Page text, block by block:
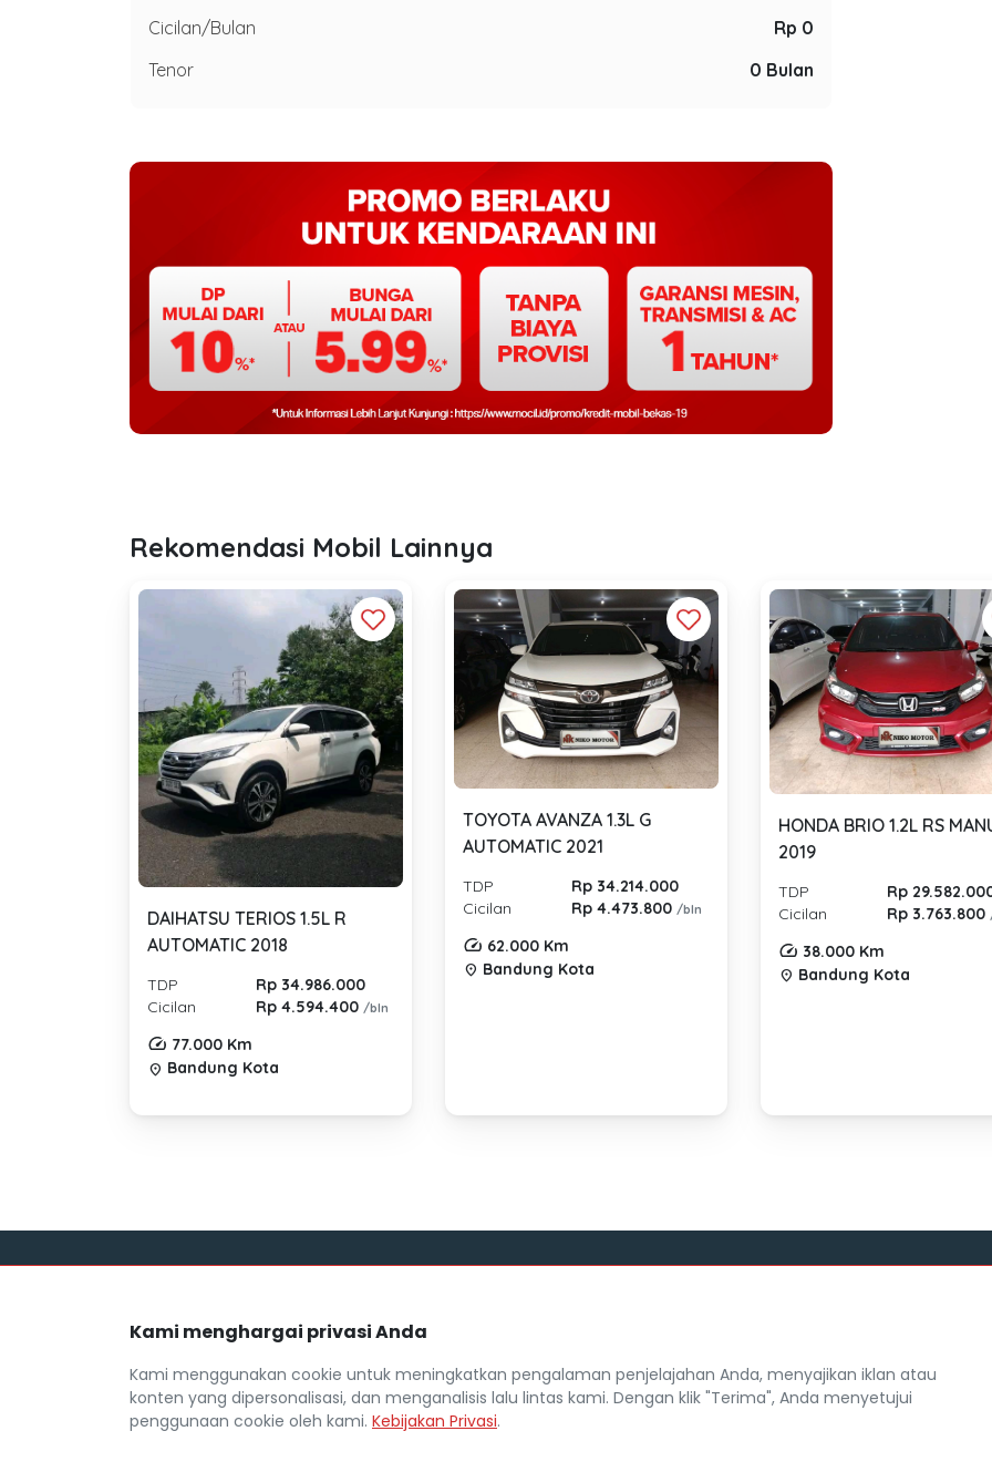
Cicilan/Bulan
Rp 0
Tenor
0 Bulan
Rekomendasi Mobil Lainnya
DAIHATSU TERIOS 1.5L R
AUTOMATIC 2018
TDP
Rp 34.986.000
Cicilan
Rp 4.594.400/bln
77.000 Km
location_on Bandung Kota
TOYOTA AVANZA 1.3L G
AUTOMATIC 2021
TDP
Rp 34.214.000
Cicilan
Rp 4.473.800 /bln
62.000 Km
location_on Bandung Kota
HONDA BRIO 1.2L RS
2019
TDP
Rp
Cicilan
Rp 3.763.800
38.000 Km
location_on Bandung Kota
FAQ
Hak Cipta
Kebijakan Privasi
Mocil.id by DSF dikembangkan sebagai
selama ini kesulitan dalam mencari
mobil bekas secara kredit.
Kami menghargai privasi Anda
Kami menggunakan cookie untuk meningkatkan pengalaman penjelajahan Anda, menyajikan iklan atau
konten yang dipersonalisasi, dan menganalisis lalu lintas kami. Dengan klik "Terima", Anda menyetujui
penggunaan cookie oleh kami. Kebijakan Privasi.